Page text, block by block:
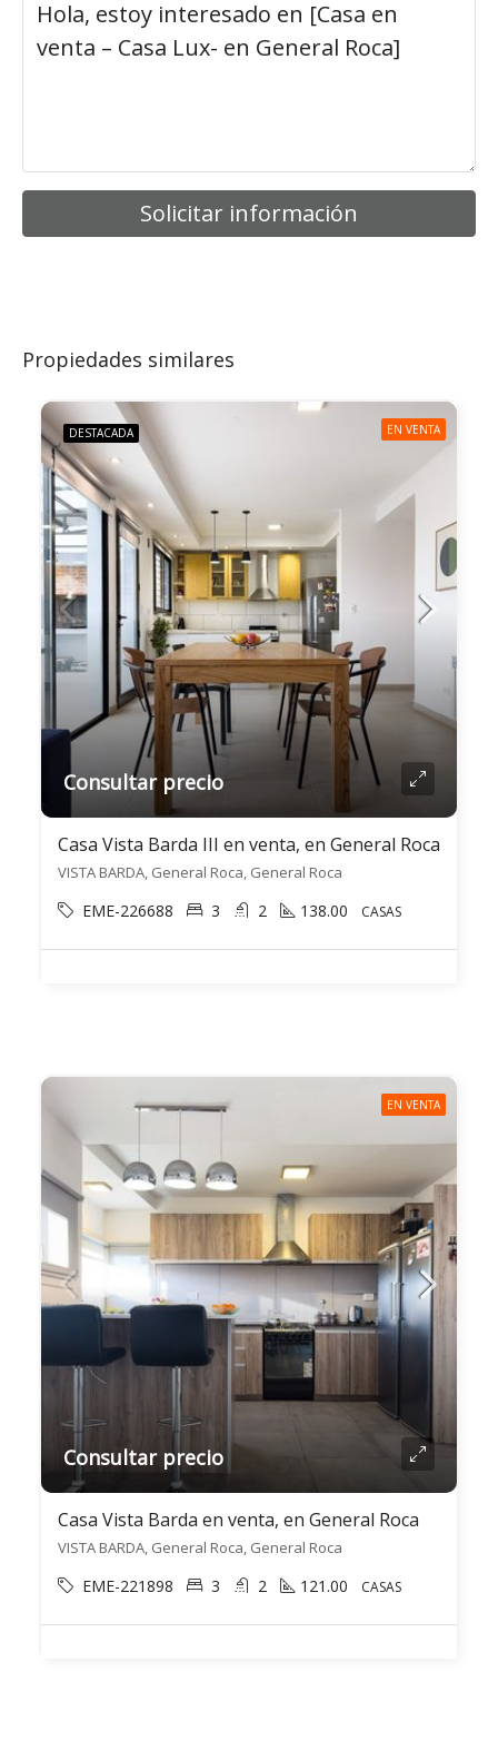
Solicitar información
Propiedades similares
DESTACADA EN VENTA
Consultar precio
Casa Vista Barda III en venta, en General Roca
VISTA BARDA, General Roca, General Roca
EME-226688 3 2 138.00 CASAS
EN VENTA
Consultar precio
Casa Vista Barda en venta, en General Roca
VISTA BARDA, General Roca, General Roca
EME-221898 3 2 121.00 CASAS